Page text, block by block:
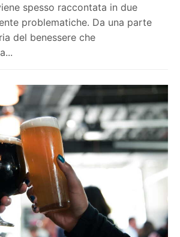
spesso raccontata in due
problematiche. Da una parte
del benessere che